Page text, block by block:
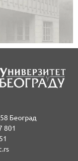
Београд
801